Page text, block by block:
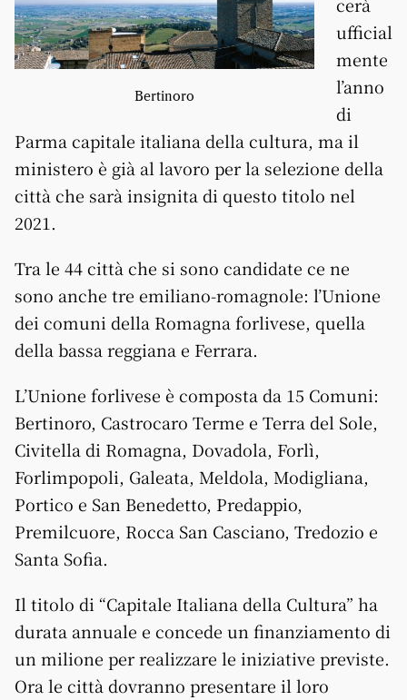
Bertinoro
ufficial
mente
l’anno
di
Parma capitale italiana della cultura, ma il
ministero è già al lavoro per la selezione della
città che sarà insignita di questo titolo nel
2021.
Tra le 44 città che si sono candidate ce ne
sono anche tre emiliano-romagnole: l’Unione
dei comuni della Romagna forlivese, quella
della bassa reggiana e Ferrara.
L’Unione forlivese è composta da 15 Comuni:
Bertinoro, Castrocaro Terme e Terra del Sole,
Civitella di Romagna, Dovadola, Forlì,
Forlimpopoli, Galeata, Meldola, Modigliana,
Portico e San Benedetto, Predappio,
Premilcuore, Rocca San Casciano, Tredozio e
Santa Sofia.
Il titolo di “Capitale Italiana della Cultura” ha
durata annuale e concede un finanziamento di
un milione per realizzare le iniziative previste.
Ora le città dovranno presentare il loro